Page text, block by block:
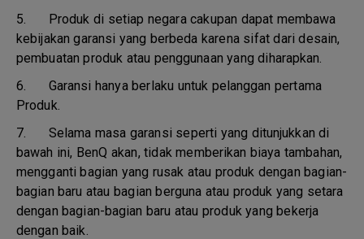
5. Produk di setiap negara cakupan dapat membawa
kebijakan garansi yang berbeda karena sifat dari desain,
pembuatan produk atau penggunaan yang diharapkan.
6. Garansi hanya berlaku untuk pelanggan pertama
Produk.
7. Selama masa garansi seperti yang ditunjukkan di
bawah ini, BenQ akan, tidak memberikan biaya tambahan,
mengganti bagian yang rusak atau produk dengan bagian-
bagian baru atau bagian berguna atau produk yang setara
dengan bagian-bagian baru atau produk yang bekerja
dengan baik.